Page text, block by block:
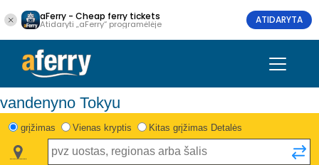
aFerry - Cheap ferry tickets
Atidaryti „aFerry“ programėlėje ATIDARYTA
vandenyno Tokyu
grįžimas Vienas kryptis Kitas grįžimas Detalės